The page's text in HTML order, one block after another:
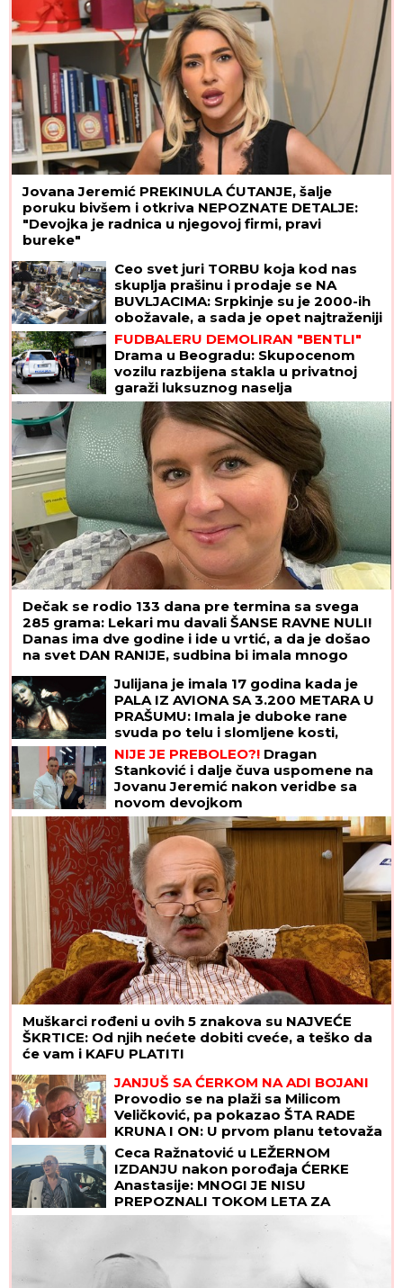
Jovana Jeremić PREKINULA ĆUTANJE, šalje
poruku bivšem i otkriva NEPOZNATE DETALJE:
"Devojka je radnica u njegovoj firmi, pravi
bureke"
Ceo svet juri TORBU koja kod nas
skuplja prašinu i prodaje se NA
BUVLJACIMA: Srpkinje su je 2000-ih
obožavale, a sada je opet najtraženiji
komad!
FUDBALERU DEMOLIRAN "BENTLI"
Drama u Beogradu: Skupocenom
vozilu razbijena stakla u privatnoj
garaži luksuznog naselja
Dečak se rodio 133 dana pre termina sa svega
285 grama: Lekari mu davali ŠANSE RAVNE NULI!
Danas ima dve godine i ide u vrtić, a da je došao
na svet DAN RANIJE, sudbina bi imala mnogo
Julijana je imala 17 godina kada je
PALA IZ AVIONA SA 3.200 METARA U
PRAŠUMU: Imala je duboke rane
svuda po telu i slomljene kosti,
videla je MRTVU MAJKU, ali nije želela
da se preda
NIJE JE PREBOLEO?! Dragan
Stanković i dalje čuva uspomene na
Jovanu Jeremić nakon veridbe sa
novom devojkom
Muškarci rođeni u ovih 5 znakova su NAJVEĆE
ŠKRTICE: Od njih nećete dobiti cveće, a teško da
će vam i KAFU PLATITI
JANJUŠ SA ĆERKOM NA ADI BOJANI
Provodio se na plaži sa Milicom
Veličković, pa pokazao ŠTA RADE
KRUNA I ON: U prvom planu tetovaža
koju je posvetio naslednici (FOTO)
Ceca Ražnatović u LEŽERNOM
IZDANJU nakon porođaja ĆERKE
Anastasije: MNOGI JE NISU
PREPOZNALI TOKOM LETA ZA
SRBIJU! (FOTO)